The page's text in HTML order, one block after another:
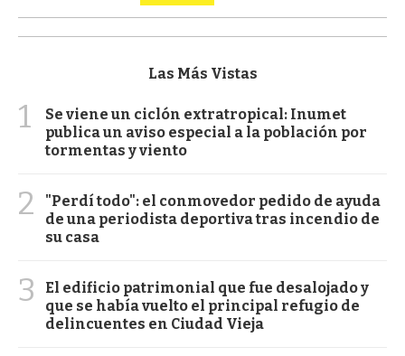
Las Más Vistas
1
Se viene un ciclón extratropical: Inumet
publica un aviso especial a la población por
tormentas y viento
2
"Perdí todo": el conmovedor pedido de ayuda
de una periodista deportiva tras incendio de
su casa
3
El edificio patrimonial que fue desalojado y
que se había vuelto el principal refugio de
delincuentes en Ciudad Vieja